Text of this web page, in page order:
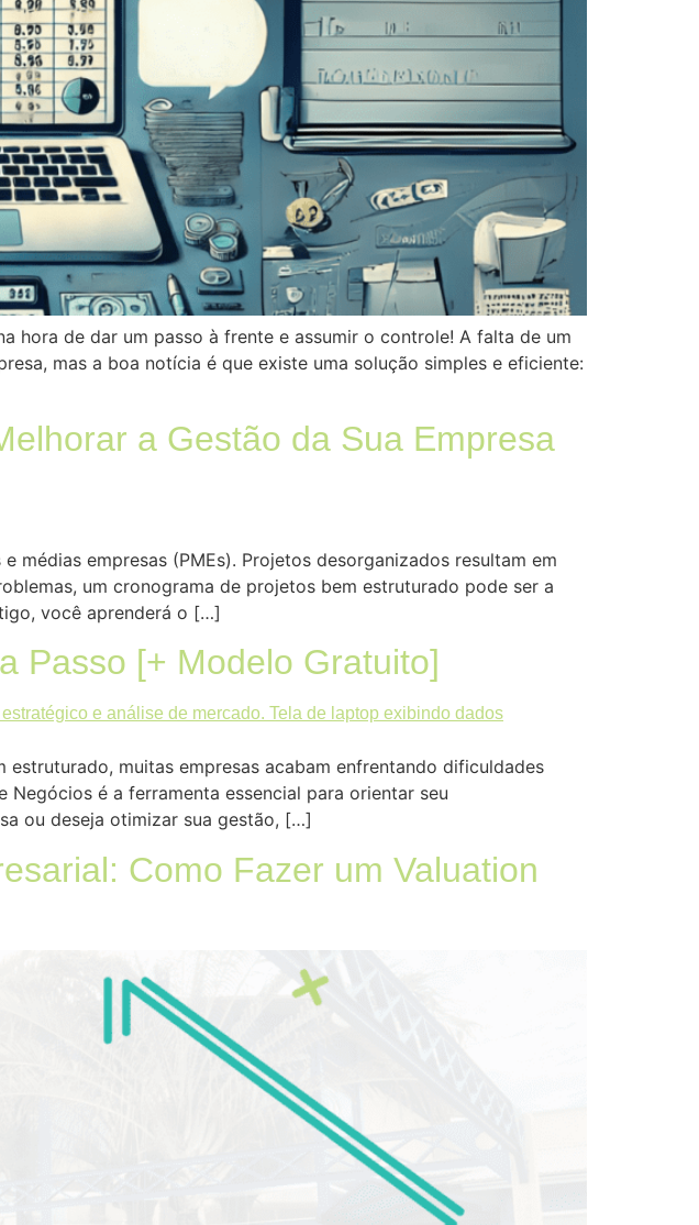
hora de dar um passo à frente e assumir o controle! A falta de um
mas a boa notícia é que existe uma solução simples e eficiente:
a Gestão da Sua Empresa
médias empresas (PMEs). Projetos desorganizados resultam em
um cronograma de projetos bem estruturado pode ser a
você aprenderá o […]
Passo [+ Modelo Gratuito]
muitas empresas acabam enfrentando dificuldades
é a ferramenta essencial para orientar seu
ou deseja otimizar sua gestão, […]
Como Fazer um Valuation